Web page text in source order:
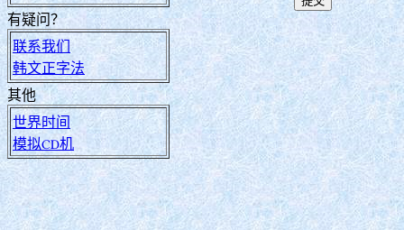
有疑问？
联系我们
韩文正字法
其他
世界时间
模拟CD机